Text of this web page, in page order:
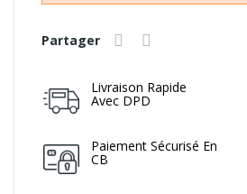
Partager
Livraison Rapide
Avec DPD
Paiement Sécurisé En
CB